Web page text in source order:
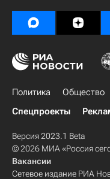
Политика Общество
Спецпроекты
Версия 2023.1 Beta
© 2026 МИА «Россия
Вакансии
Сетевое издание РИА